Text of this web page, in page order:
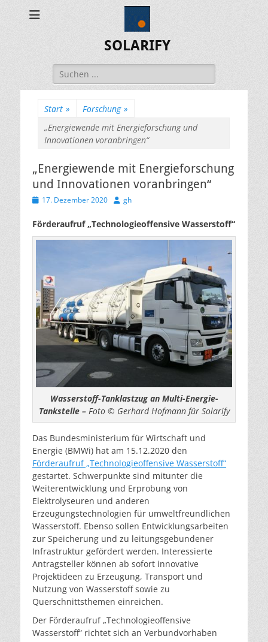
SOLARIFY
Suchen
nach:
Start » Forschung »
„Energiewende mit Energieforschung und
Innovationen voranbringen“
„Energiewende mit Energieforschung
und Innovationen voranbringen“
Veröffentlicht
17. Dezember 2020 Autor
gh
Förderaufruf „Technologieoffensive Wasserstoff“
Wasserstoff-Tanklastzug an Multi-Energie-
Tankstelle –Foto © Gerhard Hofmann für Solarify
Das Bundesministerium für Wirtschaft und
Energie (BMWi) hat am 15.12.2020 den
Förderaufruf „Technologieoffensive Wasserstoff“
gestartet. Schwerpunkte sind mitunter die
Weiterentwicklung und Erprobung von
Elektrolyseuren und anderen
Erzeugungstechnologien für umweltfreundlichen
Wasserstoff. Ebenso sollen Entwicklungsarbeiten
zur Speicherung und zu leitungsgebundener
Infrastruktur gefördert werden. Interessierte
Antragsteller können ab sofort innovative
Projektideen zu Erzeugung, Transport und
Nutzung von Wasserstoffsowie zu
Querschnittsthemen einreichen.
Der Förderaufruf „Technologieoffensive
Wasserstoff“ richtet sich an Verbundvorhaben